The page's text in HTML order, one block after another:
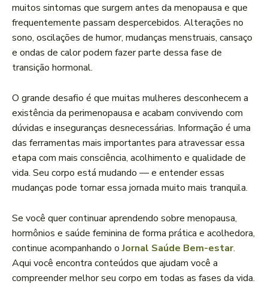
muitos sintomas que surgem antes da menopausa e que
frequentemente passam despercebidos. Alterações no
sono, oscilações de humor, mudanças menstruais, cansaço
e ondas de calor podem fazer parte dessa fase de
transição hormonal.
O grande desafio é que muitas mulheres desconhecem a
existência da perimenopausa e acabam convivendo com
dúvidas e inseguranças desnecessárias. Informação é uma
das ferramentas mais importantes para atravessar essa
etapa com mais consciência, acolhimento e qualidade de
vida. Seu corpo está mudando — e entender essas
mudanças pode tornar essa jornada muito mais tranquila.
Se você quer continuar aprendendo sobre menopausa,
hormônios e saúde feminina de forma prática e acolhedora,
continue acompanhando oJornal Saúde Bem-estar.
Aqui você encontra conteúdos que ajudam você a
compreender melhor seu corpo em todas as fases da vida.